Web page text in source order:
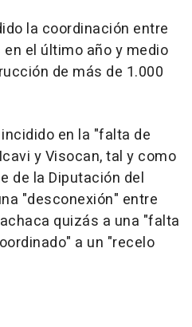
la coordinación entre
el último año y medio
de más de 1.000
en la "falta de
y Visocan, tal y como
de la Diputación del
"desconexión" entre
quizás a una "falta
a un "recelo